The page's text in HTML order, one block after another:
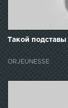
Такой подставы
ORJEUNESSE